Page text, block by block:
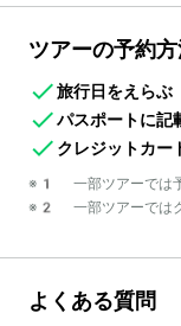
ツアーの予約
旅行日をえら
パスポートに記
クレジットカー
※1 一部ツアーでは予
※2 一部ツアーではク
よくある質問